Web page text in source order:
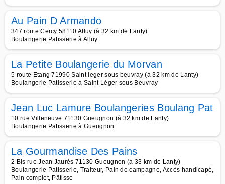
Au Pain D Armando
347 route Cercy 58110 Alluy (à 32 km de Lanty)
Boulangerie Patisserie à Alluy
La Petite Boulangerie du Morvan
5 route Etang 71990 Saint leger sous beuvray (à 32 km de Lanty)
Boulangerie Patisserie à Saint Léger sous Beuvray
Jean Luc Lamure Boulangeries Boulang Pat
10 rue Villeneuve 71130 Gueugnon (à 32 km de Lanty)
Boulangerie Patisserie à Gueugnon
La Gourmandise Des Pains
2 Bis rue Jean Jaurès 71130 Gueugnon (à 33 km de Lanty)
Boulangerie Patisserie, Traiteur, Pain de campagne, Accès handicapé,
Pain complet, Pâtisse